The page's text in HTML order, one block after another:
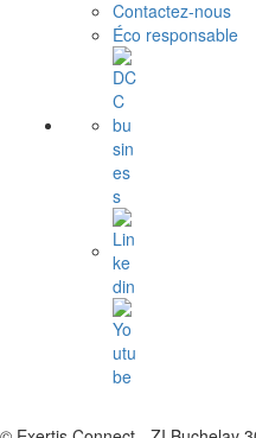
Contactez-nous
Éco responsable